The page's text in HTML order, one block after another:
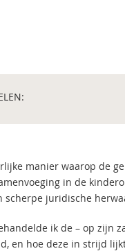
manier waarop de
in de
scherpe juridische
ik de – op zijn
en hoe deze in strijd